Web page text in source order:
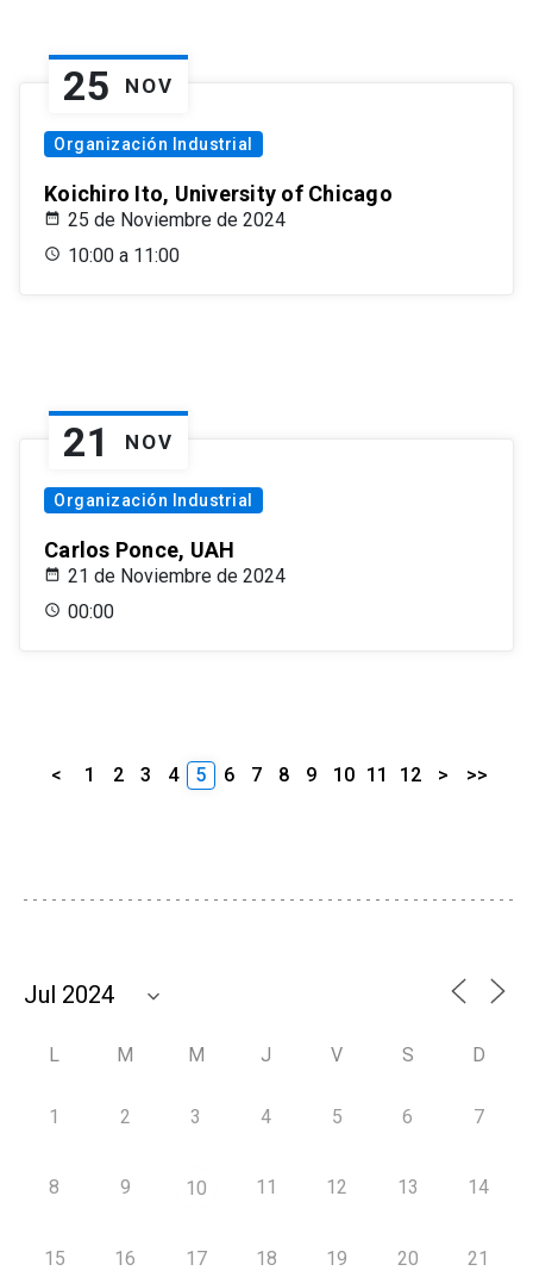
25 NOV
Organización Industrial
Koichiro Ito, University of Chicago
25 de Noviembre de 2024
10:00 a 11:00
21 NOV
Organización Industrial
Carlos Ponce, UAH
21 de Noviembre de 2024
00:00
< 1 2 3 4 5 6 7 8 9 10 11 12 > >>
L M M J V S D
1 2 3 4 5 6 7
8 9 10 11 12 13 14
15 16 17 18 19 20 21